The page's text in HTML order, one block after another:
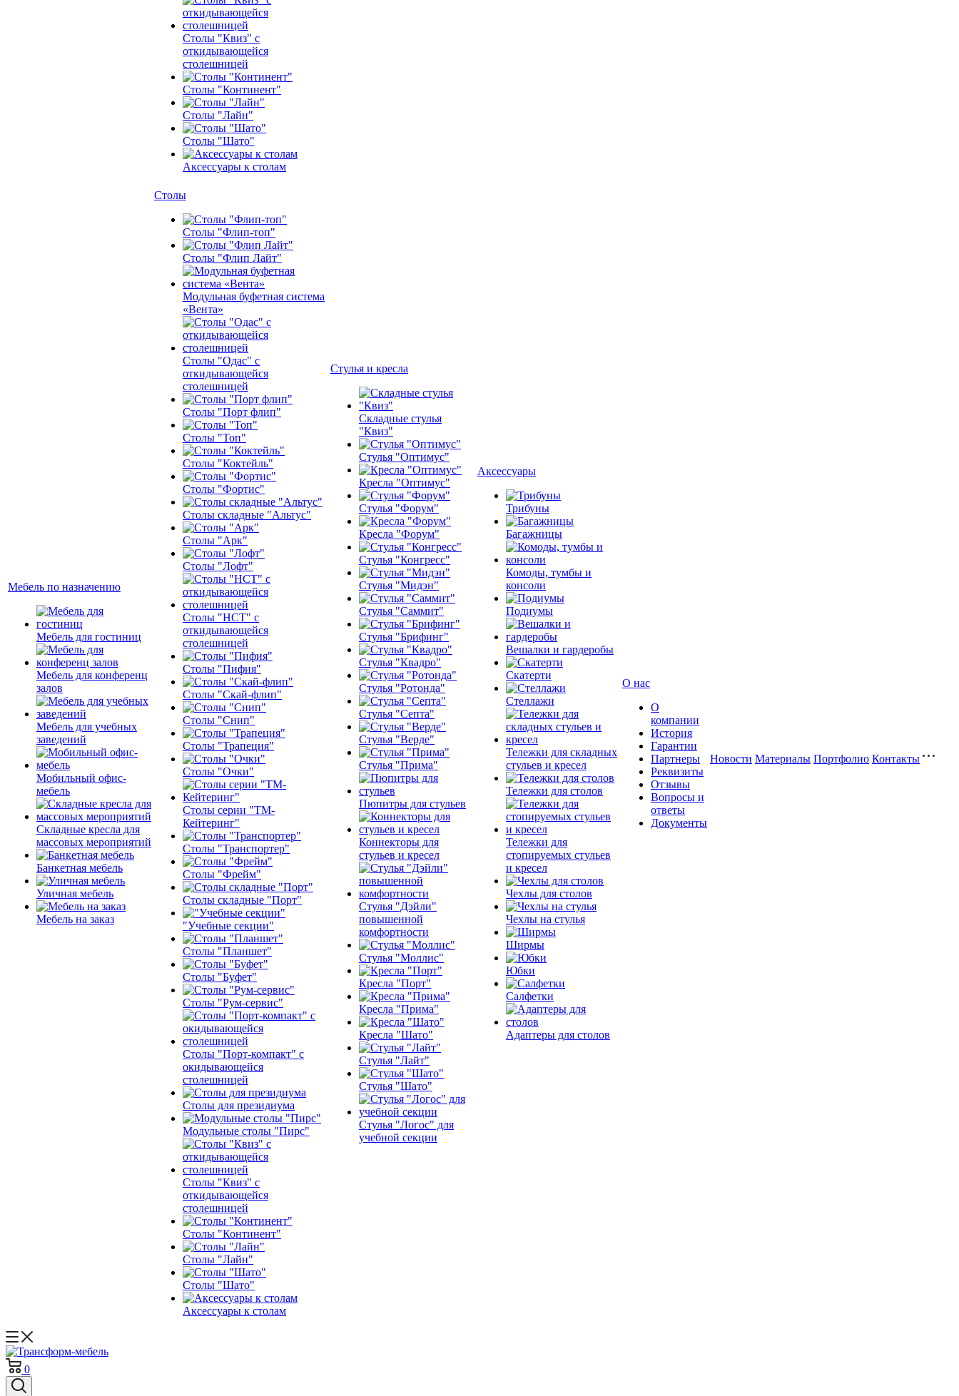
Столы "Квиз" с
откидывающейся
столешницей
Столы "Континент"
Столы "Лайн"
Столы "Шато"
Аксессуары к столам
Мебель по назначению
Мебель для гостиниц
Мебель для конференц
залов
Мебель для учебных
заведений
Мобильный офис-
мебель
Складные кресла для
массовых мероприятий
Банкетная мебель
Уличная мебель
Мебель на заказ
Столы
Столы "Флип-топ"
Столы "Флип Лайт"
Модульная буфетная система
«Вента»
Столы "Одас" с
откидывающейся
столешницей
Столы "Порт флип"
Столы "Топ"
Столы "Коктейль"
Столы "Фортис"
Столы складные "Альтус"
Столы "Арк"
Столы "Лофт"
Столы "НСТ" с
откидывающейся
столешницей
Столы "Пифия"
Столы "Скай-флип"
Столы "Снип"
Столы "Трапеция"
Столы "Очки"
Столы серии "ТМ-
Кейтеринг"
Столы "Транспортер"
Столы "Фрейм"
Столы складные "Порт"
"Учебные секции"
Столы "Планшет"
Столы "Буфет"
Столы "Рум-сервис"
Столы "Порт-компакт" с
окидывающейся
столешницей
Столы для президиума
Модульные столы "Пирс"
Столы "Квиз" с
откидывающейся
столешницей
Столы "Континент"
Столы "Лайн"
Столы "Шато"
Аксессуары к столам
Стулья и кресла
Складные стулья
"Квиз"
Стулья "Оптимус"
Кресла "Оптимус"
Стулья "Форум"
Кресла "Форум"
Стулья "Конгресс"
Стулья "Мидэн"
Стулья "Саммит"
Стулья "Брифинг"
Стулья "Квадро"
Стулья "Ротонда"
Стулья "Септа"
Стулья "Верде"
Стулья "Прима"
Пюпитры для стульев
Коннекторы для
стульев и кресел
Стулья "Дэйли"
повышенной
комфортности
Стулья "Моллис"
Кресла "Порт"
Кресла "Прима"
Кресла "Шато"
Стулья "Лайт"
Стулья "Шато"
Стулья "Логос" для
учебной секции
Аксессуары
Трибуны
Багажницы
Комоды, тумбы и
консоли
Подиумы
Вешалки и гардеробы
Скатерти
Стеллажи
Тележки для складных
стульев и кресел
Тележки для столов
Тележки для
стопируемых стульев
и кресел
Чехлы для столов
Чехлы на стулья
Ширмы
Юбки
Салфетки
Адаптеры для столов
О нас
О
компании
История
Гарантии
Партнеры
Реквизиты
Отзывы
Вопросы и
ответы
Документы
Новости Материалы Портфолио Контакты
0